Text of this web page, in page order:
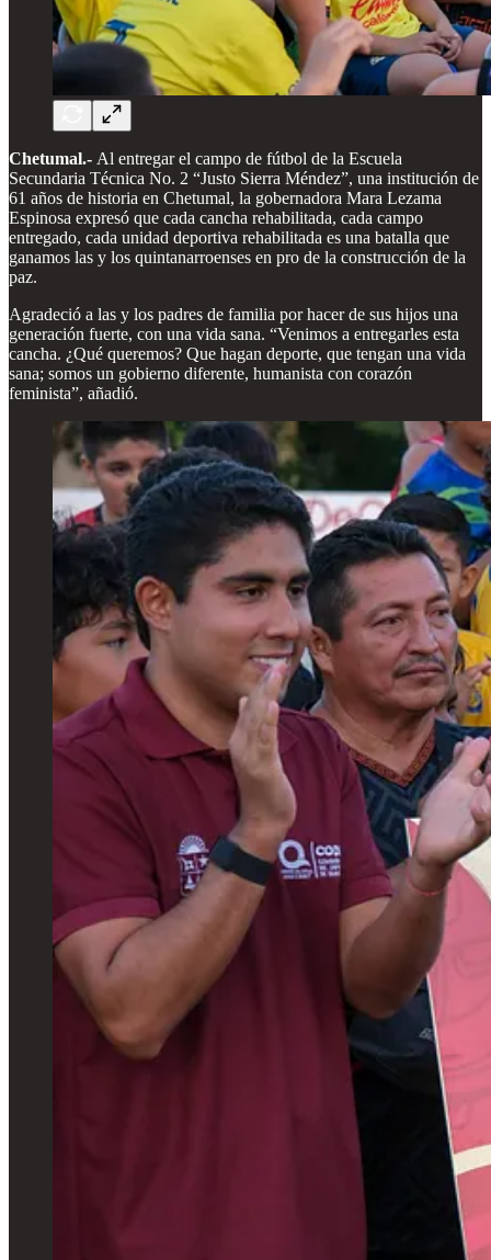
Chetumal.- Al entregar el campo de fútbol de la Escuela
Secundaria Técnica No. 2 “Justo Sierra Méndez”, una institución de
61 años de historia en Chetumal, la gobernadora Mara Lezama
Espinosa expresó que cada cancha rehabilitada, cada campo
entregado, cada unidad deportiva rehabilitada es una batalla que
ganamos las y los quintanarroenses en pro de la construcción de la
paz.
Agradeció a las y los padres de familia por hacer de sus hijos una
generación fuerte, con una vida sana. “Venimos a entregarles esta
cancha. ¿Qué queremos? Que hagan deporte, que tengan una vida
sana; somos un gobierno diferente, humanista con corazón
feminista”, añadió.